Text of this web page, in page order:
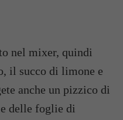
nel mixer, quindi
il succo di limone e
anche un pizzico di
delle foglie di